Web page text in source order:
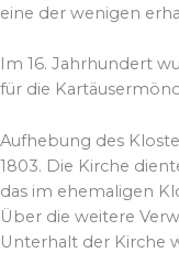
eine der wenigen
Im 16. Jahrhundert
für die
Aufhebung des
1803. Die Kirche
das im ehemaligen
Über die weitere
Unterhalt der Kirche